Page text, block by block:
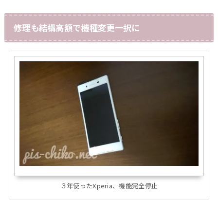
修理も結構高額で機種変更一択に
３年使ったXperia、機能完全停止